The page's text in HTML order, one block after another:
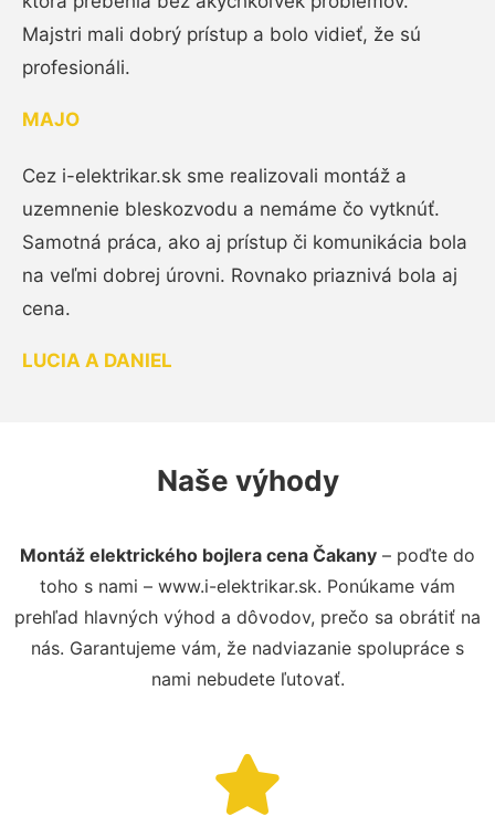
Majstri mali dobrý prístup a bolo vidieť, že sú
profesionáli.
MAJO
Cez i-elektrikar.sk sme realizovali montáž a
uzemnenie bleskozvodu a nemáme čo vytknúť.
Samotná práca, ako aj prístup či komunikácia bola
na veľmi dobrej úrovni. Rovnako priaznivá bola aj
cena.
LUCIA A DANIEL
Naše výhody
Montáž elektrického bojlera cena Čakany – poďte do
toho s nami – www.i-elektrikar.sk. Ponúkame vám
prehľad hlavných výhod a dôvodov, prečo sa obrátiť na
nás. Garantujeme vám, že nadviazanie spolupráce s
nami nebudete ľutovať.